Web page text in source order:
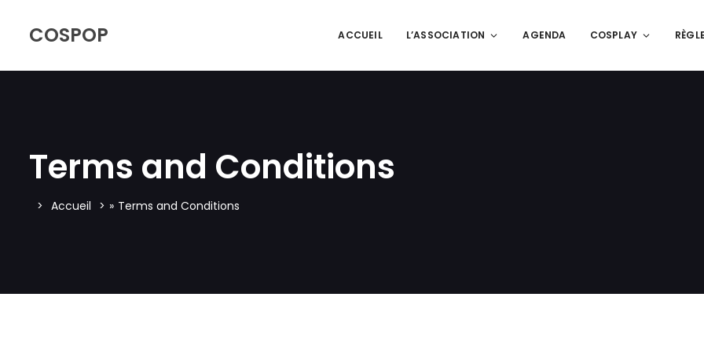
COSPOP ACCUEIL L’ASSOCIATION AGENDA COSPLAY
Terms and Conditions
Accueil » Terms and Conditions